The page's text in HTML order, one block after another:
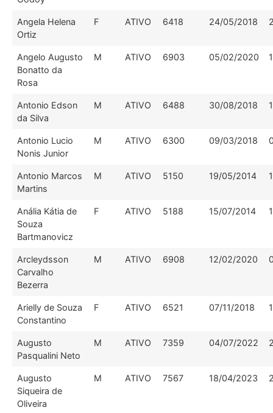
Angela Helena
Ortiz
F ATIVO 6418 24/05/2018
Angelo Augusto
Bonatto da
Rosa
M ATIVO 6903 05/02/2020
Antonio Edson
da Silva
M ATIVO 6488 30/08/2018
Antonio Lucio
Nonis Junior
M ATIVO 6300 09/03/2018
Antonio Marcos
Martins
M ATIVO 5150 19/05/2014
Anália Kátia de
Souza
Bartmanovicz
F ATIVO 5188 15/07/2014
Arcleydsson
Carvalho
Bezerra
M ATIVO 6908 12/02/2020
Arielly de Souza
Constantino
F ATIVO 6521 07/11/2018
Augusto
Pasqualini Neto
M ATIVO 7359 04/07/2022
Augusto
Siqueira de
Oliveira
M ATIVO 7567 18/04/2023